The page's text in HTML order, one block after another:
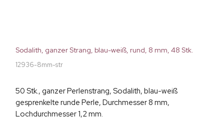
Sodalith, ganzer Strang, blau-weiß, rund, 8 mm, 48 Stk.
12936-8mm-str
50 Stk., ganzer Perlenstrang, Sodalith, blau-weiß
gesprenkelte runde Perle, Durchmesser 8 mm,
Lochdurchmesser 1,2 mm.